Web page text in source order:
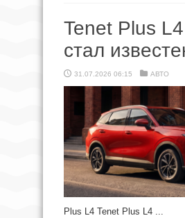
Tenet Plus
стал
31.07.2026 06:15 АВТО
Plus L4 Tenet Plus L4 ...